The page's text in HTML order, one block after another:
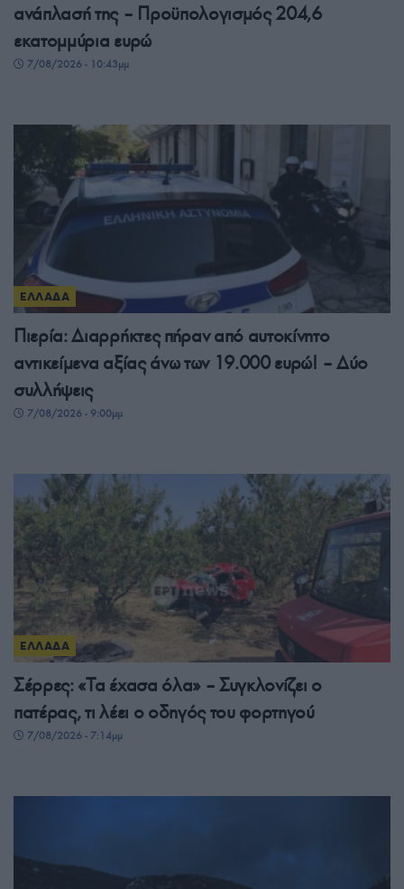
ανάπλασή της – Προϋπολογισμός 204,6
εκατομμύρια ευρώ
7/08/2026 - 10:43μμ
ΕΛΛΑΔΑ
Πιερία: Διαρρήκτες πήραν από αυτοκίνητο
αντικείμενα αξίας άνω των 19.000 ευρώ! – Δύο
συλλήψεις
7/08/2026 - 9:00μμ
ΕΛΛΑΔΑ
Σέρρες: «Τα έχασα όλα» – Συγκλονίζει ο
πατέρας, τι λέει ο οδηγός του φορτηγού
7/08/2026 - 7:14μμ